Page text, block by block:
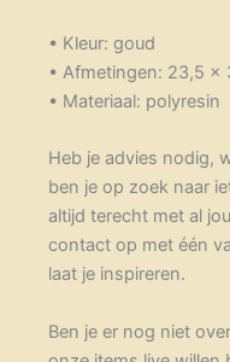
• Kleur: goud
• Afmetingen: 23,5 x
• Materiaal: polyresin
Heb je advies nodig,
ben je op zoek naar
altijd terecht met al
contact op met één
laat je inspireren.
Ben je er nog niet